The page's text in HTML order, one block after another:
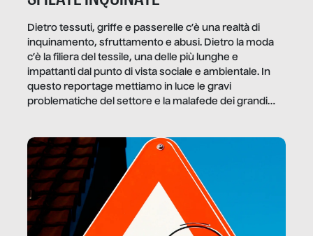
Dietro tessuti, griffe e passerelle c’è una realtà di
inquinamento, sfruttamento e abusi. Dietro la moda
c’è la filiera del tessile, una delle più lunghe e
impattanti dal punto di vista sociale e ambientale. In
questo reportage mettiamo in luce le gravi
problematiche del settore e la malafede dei grandi